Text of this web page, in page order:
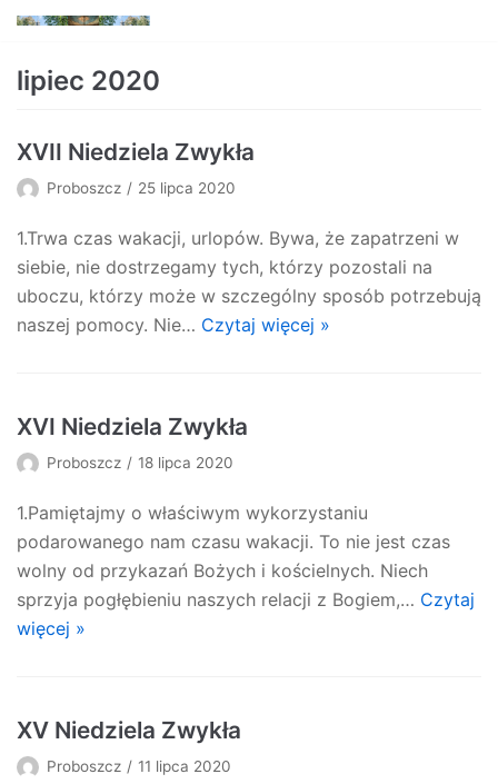
Skocz
treści
lipiec 2020
XVII Niedziela Zwykła
Proboszcz 25 lipca 2020
1.Trwa czas wakacji, urlopów. Bywa, że zapatrzeni w
siebie, nie dostrzegamy tych, którzy pozostali na
uboczu, którzy może w szczególny sposób potrzebują
naszej pomocy. Nie… Czytaj więcej »
XVI Niedziela Zwykła
Proboszcz 18 lipca 2020
1.Pamiętajmy o właściwym wykorzystaniu
podarowanego nam czasu wakacji. To nie jest czas
wolny od przykazań Bożych i kościelnych. Niech
sprzyja pogłębieniu naszych relacji z Bogiem,… Czytaj
więcej »
XV Niedziela Zwykła
Proboszcz 11 lipca 2020